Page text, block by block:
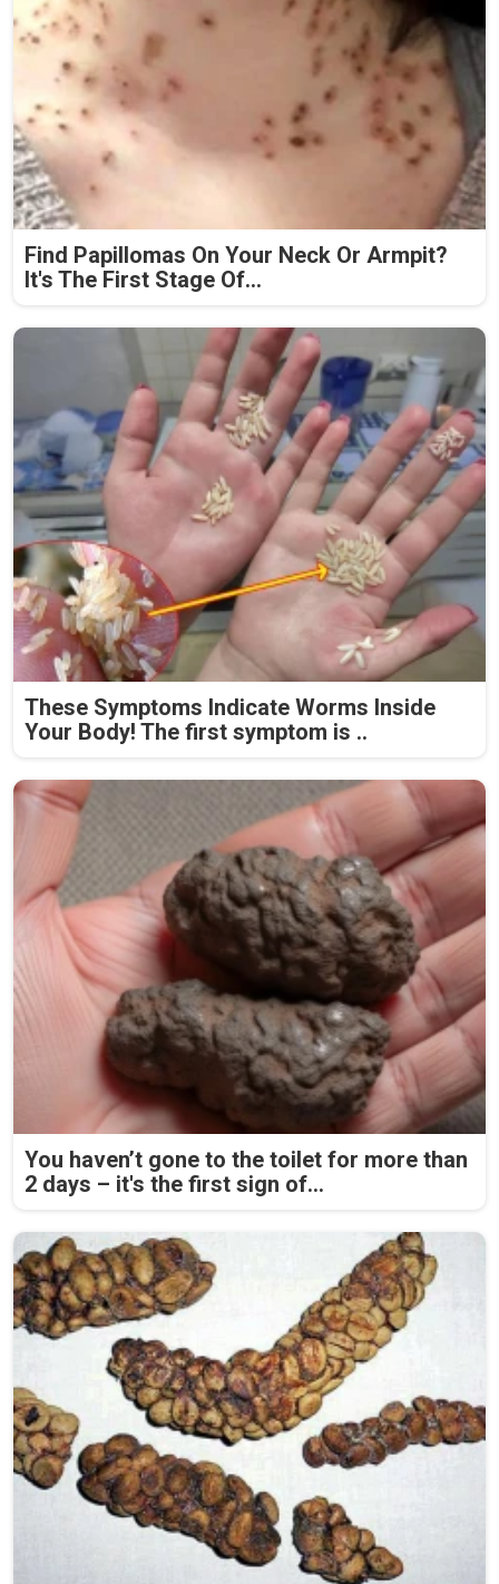
Find Papillomas On Your Neck Or Armpit?
It's The First Stage Of...
These Symptoms Indicate Worms Inside
Your Body! The first symptom is ..
You haven’t gone to the toilet for more than
2 days – it's the first sign of...